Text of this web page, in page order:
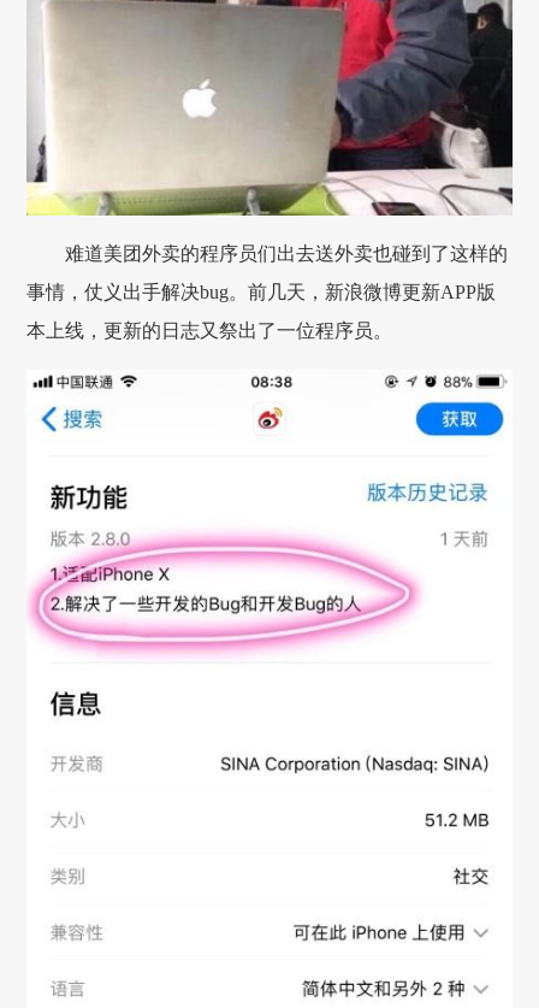
难道美团外卖的程序员们出去送外卖也碰到了这样的
事情，仗义出手解决bug。前几天，新浪微博更新APP版
本上线，更新的日志又祭出了一位程序员。